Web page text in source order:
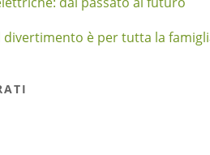
divertimento è per tutta la